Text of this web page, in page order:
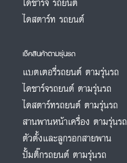
ไดสตาร์ท รถยนต์
เช็คสินค้าตามรุ่นรถ
แบตเตอรี่รถยนต์ ตามรุ่นรถ
ไดชาร์จรถยนต์ ตามรุ่นรถ
ไดสตาร์ทรถยนต์ ตามรุ่นรถ
สานพานหน้าเครื่อง ตามรุ่นรถ
ตัวตั้งและลูกรอกสายพาน
ปั้มติ๊กรถยนต์ ตามรุ่นรถ